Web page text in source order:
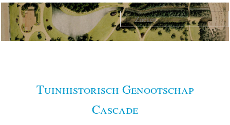
Spring
naar
primaire
Tuinhistorisch Genootschap
Cascade